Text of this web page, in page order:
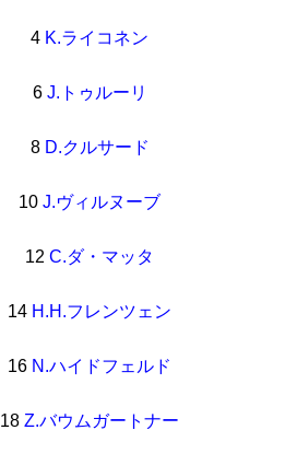
4 K.ライコネン
6 J.トゥルーリ
8 D.クルサード
10 J.ヴィルヌーブ
12 C.ダ・マッタ
14 H.H.フレンツェン
16 N.ハイドフェルド
18 Z.バウムガートナー